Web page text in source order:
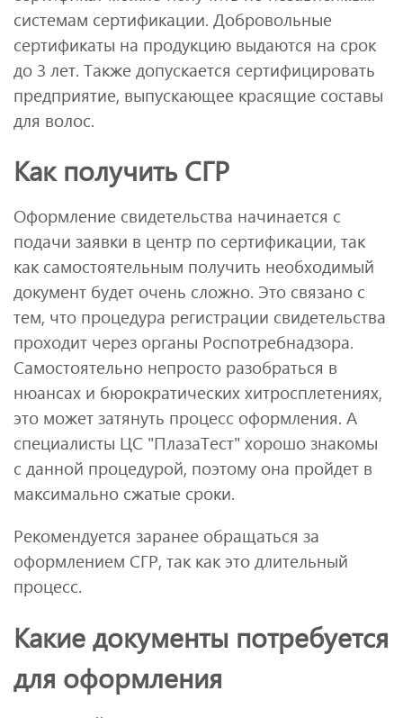
системам сертификации. Добровольные
сертификаты на продукцию выдаются на срок
до 3 лет. Также допускается сертифицировать
предприятие, выпускающее красящие составы
для волос.
Как получить СГР
Оформление свидетельства начинается с
подачи заявки в центр по сертификации, так
как самостоятельным получить необходимый
документ будет очень сложно. Это связано с
тем, что процедура регистрации свидетельства
проходит через органы Роспотребнадзора.
Самостоятельно непросто разобраться в
нюансах и бюрократических хитросплетениях,
это может затянуть процесс оформления. А
специалисты ЦС "ПлазаТест" хорошо знакомы
с данной процедурой, поэтому она пройдет в
максимально сжатые сроки.
Рекомендуется заранее обращаться за
оформлением СГР, так как это длительный
процесс.
Какие документы потребуется
для оформления